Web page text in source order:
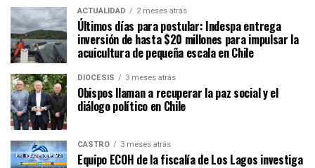
ACTUALIDAD 2 meses atrás
Últimos días para postular: Indespa entrega
inversión de hasta $20 millones para impulsar la
acuicultura de pequeña escala en Chile
DIÓCESIS 3 meses atrás
Obispos llaman a recuperar la paz social y el
diálogo político en Chile
CASTRO 3 meses atrás
Equipo ECOH de la fiscalía de Los Lagos investiga